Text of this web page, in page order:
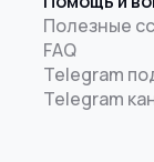
Полезные
FAQ
Telegram
Telegram